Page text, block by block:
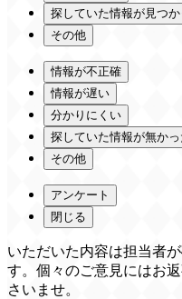
探していた情報が見つか
その他
情報が不正確
情報が遅い
分かりにくい
探していた情報が無かっ
その他
アンケート
閉じる
いただいた内容は担当者
す。個々のご意見にはお
さいませ。